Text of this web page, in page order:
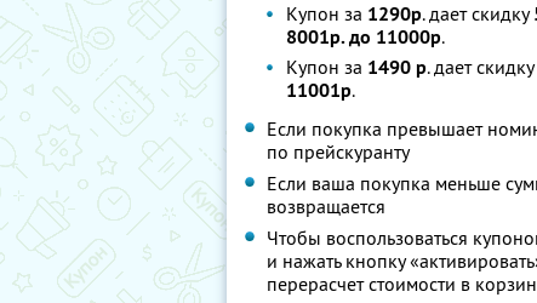
Купон за 1290р. дает скидку
8001р. до 11000р.
Купон за 1490 р. дает скидку
11001р.
Если покупка превышает
по прейскуранту
Если ваша покупка меньше
возвращается
Чтобы воспользоваться
и нажать кнопку
перерасчет стоимости в